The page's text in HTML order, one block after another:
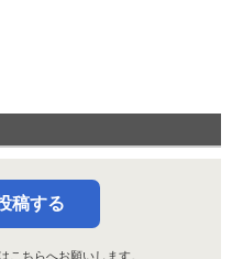
稿する
こちらへお願いします。